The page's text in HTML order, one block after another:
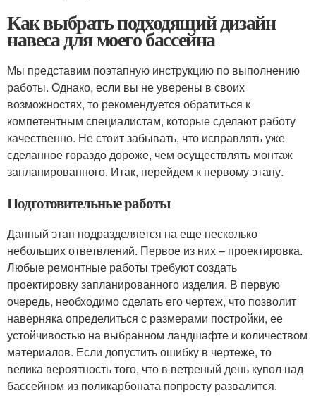
Как выбрать подходящий дизайн
навеса для моего бассейна
Мы представим поэтапную инструкцию по выполнению
работы. Однако, если вы не уверены в своих
возможностях, то рекомендуется обратиться к
компетентным специалистам, которые сделают работу
качественно. Не стоит забывать, что исправлять уже
сделанное гораздо дороже, чем осуществлять монтаж
запланированного. Итак, перейдем к первому этапу.
Подготовительные работы
Данный этап подразделяется на еще несколько
небольших ответвлений. Первое из них – проектировка.
Любые ремонтные работы требуют создать
проектировку запланированного изделия. В первую
очередь, необходимо сделать его чертеж, что позволит
наверняка определиться с размерами постройки, ее
устойчивостью на выбранном ландшафте и количеством
материалов. Если допустить ошибку в чертеже, то
велика вероятность того, что в ветреный день купол над
бассейном из поликарбоната попросту развалится.